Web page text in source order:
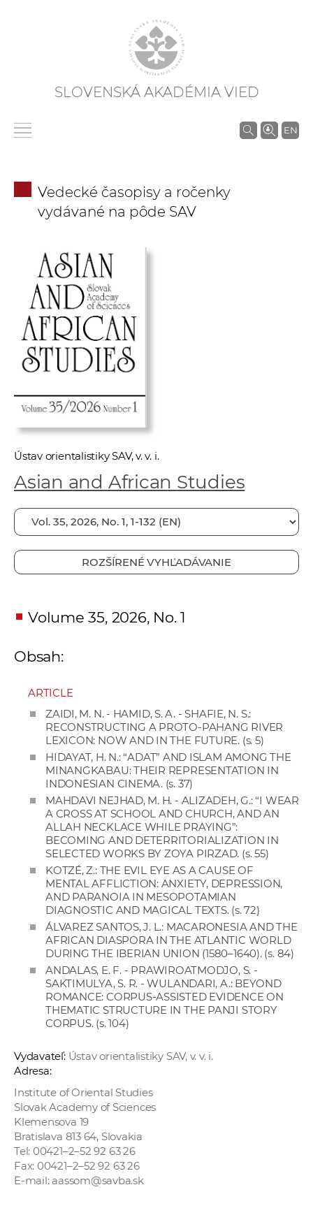
SLOVENSKÁ AKADÉMIA VIED
EN
V
c
í
k
o
c
S
V
Vedecké časopisy a ročenky
vydávané na pôde SAV
Ústav orientalistiky SAV, v. v. i.
Asian and African Studies
ROZŠÍRENÉ VYHĽADÁVANIE
Volume 35, 2026, No. 1
Obsah:
ARTICLE
ZAIDI, M. N. - HAMID, S. A. - SHAFIE, N. S.:
RECONSTRUCTING A PROTO-PAHANG RIVER
LEXICON: NOW AND IN THE FUTURE. (s. 5)
HIDAYAT, H. N.: “ADAT” AND ISLAM AMONG THE
MINANGKABAU: THEIR REPRESENTATION IN
INDONESIAN CINEMA. (s. 37)
MAHDAVI NEJHAD, M. H. - ALIZADEH, G.: “I WEAR
A CROSS AT SCHOOL AND CHURCH, AND AN
ALLAH NECKLACE WHILE PRAYING”:
BECOMING AND DETERRITORIALIZATION IN
SELECTED WORKS BY ZOYA PIRZAD. (s. 55)
KOTZÉ, Z.: THE EVIL EYE AS A CAUSE OF
MENTAL AFFLICTION: ANXIETY, DEPRESSION,
AND PARANOIA IN MESOPOTAMIAN
DIAGNOSTIC AND MAGICAL TEXTS. (s. 72)
ÁLVAREZ SANTOS, J. L.: MACARONESIA AND THE
AFRICAN DIASPORA IN THE ATLANTIC WORLD
DURING THE IBERIAN UNION (1580–1640). (s. 84)
ANDALAS, E. F. - PRAWIROATMODJO, S. -
SAKTIMULYA, S. R. - WULANDARI, A.: BEYOND
ROMANCE: CORPUS-ASSISTED EVIDENCE ON
THEMATIC STRUCTURE IN THE PANJI STORY
CORPUS. (s. 104)
Vydavateľ: Ústav orientalistiky SAV, v. v. i.
Adresa:
Institute of Oriental Studies
Slovak Academy of Sciences
Klemensova 19
Bratislava 813 64, Slovakia
Tel: 00421–2–52 92 63 26
Fax: 00421–2–52 92 63 26
E-mail: aassom@savba.sk